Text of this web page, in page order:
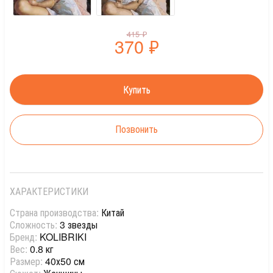
415₽
370 ₽
Позвонить
ХАРАКТЕРИСТИКИ
Страна производства: Китай
Сложность: 3 звезды
Бренд: KOLIBRIKI
Вес: 0.8 кг
Размер: 40х50 см